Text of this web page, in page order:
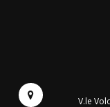
V.le